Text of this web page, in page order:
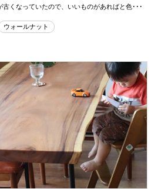
くなっていたので、いいものがあればと色･･･
ウォールナット